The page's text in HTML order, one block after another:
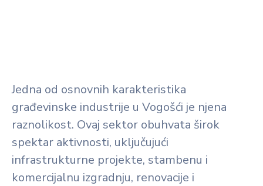
Jedna od osnovnih karakteristika
građevinske industrije u Vogošći je njena
raznolikost. Ovaj sektor obuhvata širok
spektar aktivnosti, uključujući
infrastrukturne projekte, stambenu i
komercijalnu izgradnju, renovacije i